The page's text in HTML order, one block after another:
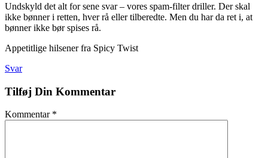
Undskyld det alt for sene svar – vores spam-filter driller. Der skal
ikke bønner i retten, hver rå eller tilberedte. Men du har da ret i, at
bønner ikke bør spises rå.
Appetitlige hilsener fra Spicy Twist
Svar
Tilføj Din Kommentar
Kommentar *